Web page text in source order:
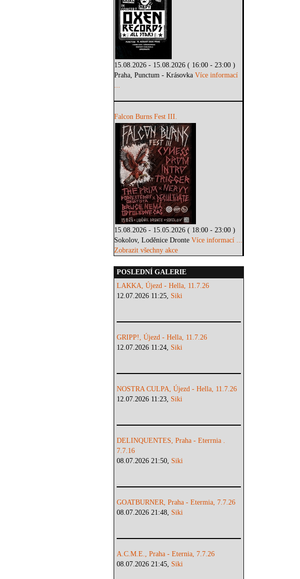
15.08.2026 - 15.08.2026 ( 16:00 - 23:00 )
Praha, Punctum - KrásovkaVíce informací
...
Falcon Burns Fest III.
15.08.2026 - 15.05.2026 ( 18:00 - 23:00 )
Sokolov, Loděnice DronteVíce informací ...
Zobrazit všechny akce
POSLEDNÍ GALERIE
LAKKA, Újezd - Hella, 11.7.26
12.07.2026 11:25, Siki
GRIPP!, Újezd - Hella, 11.7.26
12.07.2026 11:24, Siki
NOSTRA CULPA, Újezd - Hella, 11.7.26
12.07.2026 11:23, Siki
DELINQUENTES, Praha - Eterrnia .
7.7.16
08.07.2026 21:50, Siki
GOATBURNER, Praha - Etermia, 7.7.26
08.07.2026 21:48, Siki
A.C.M.E., Praha - Eternia, 7.7.26
08.07.2026 21:45, Siki